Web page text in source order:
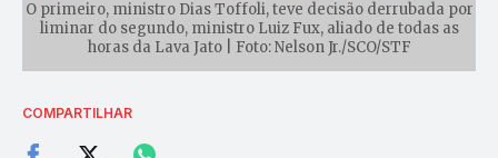
O primeiro, ministro Dias Toffoli, teve decisão derrubada por
liminar do segundo, ministro Luiz Fux, aliado de todas as
horas da Lava Jato | Foto: Nelson Jr./SCO/STF
COMPARTILHAR